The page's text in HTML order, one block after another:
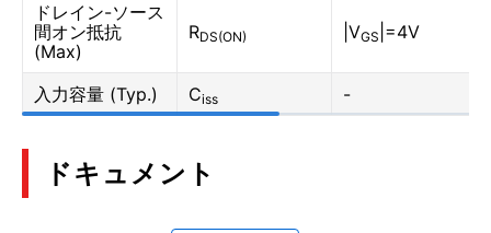
ドレイン-ソース
間オン抵抗
(Max)
RDS(ON) |VGS |=4V
入力容量 (Typ.) Ciss -
ドキュメント